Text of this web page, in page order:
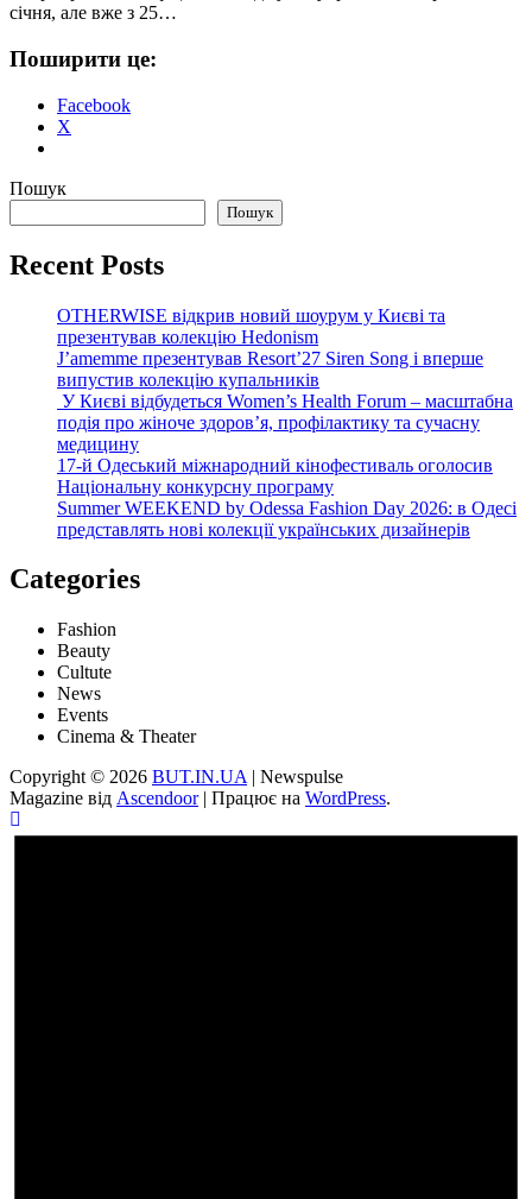
січня, але вже з 25…
Поширити це:
Facebook
X
Пошук
Пошук
Recent Posts
OTHERWISE відкрив новий шоурум у Києві та
презентував колекцію Hedonism
J’amemme презентував Resort’27 Siren Song і вперше
випустив колекцію купальників
У Києві відбудеться Women’s Health Forum – масштабна
подія про жіноче здоров’я, профілактику та сучасну
медицину
17-й Одеський міжнародний кінофестиваль оголосив
Національну конкурсну програму
Summer WEEKEND by Odessa Fashion Day 2026: в Одесі
представлять нові колекції українських дизайнерів
Categories
Fashion
Beauty
Cultute
News
Events
Cinema & Theater
Copyright © 2026 BUT.IN.UA | Newspulse
Magazine від Ascendoor| Працює на WordPress.